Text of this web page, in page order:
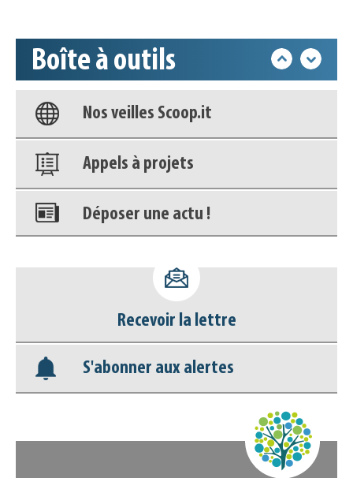
Boîte à outils
Base documentaire
Nos veilles Scoop.it
Appels à projets
Déposer une actu !
déconnecter)
Base documentaire
Nos veilles Scoop.it
Recevoir la lettre
S'abonner aux alertes